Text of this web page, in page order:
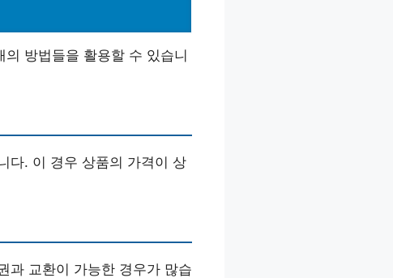
방법들을 활용할 수 있습니
다. 이 경우 상품의 가격이 상
과 교환이 가능한 경우가 많습